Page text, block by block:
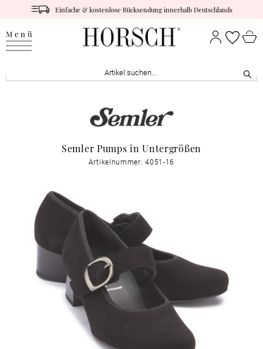
Einfache & kostenlose Rücksendung innerhalb Deutschlands
Menü
Semler Pumps in Untergrößen
Artikelnummer: 4051-16